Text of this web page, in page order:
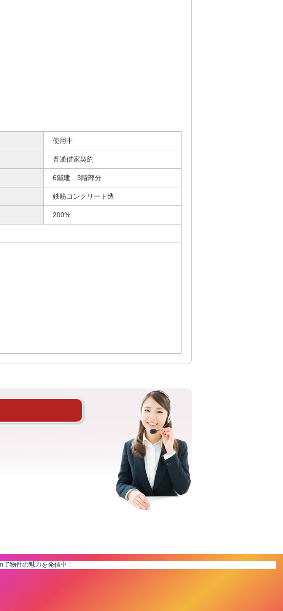
使用中
普通借家契約
6階建 3階部分
鉄筋コンクリート造
200%